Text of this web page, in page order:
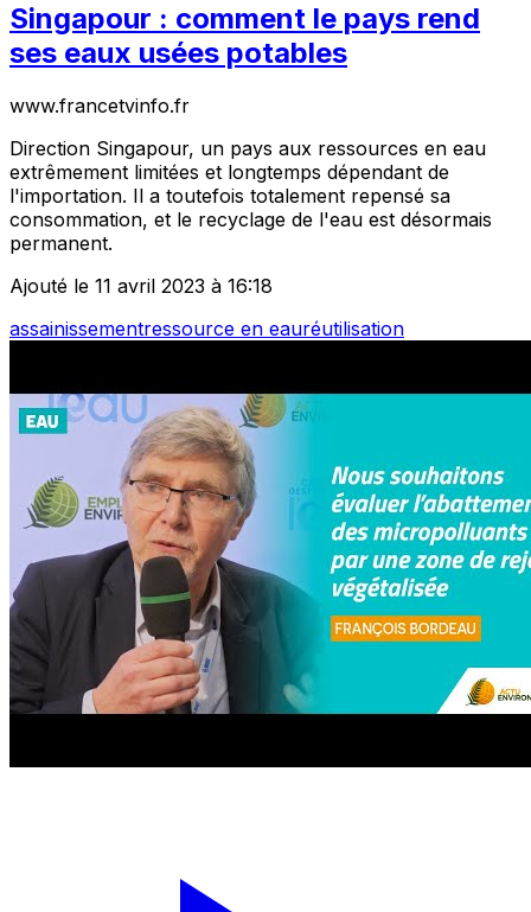
Singapour : comment le pays rend
ses eaux usées potables
www.francetvinfo.fr
Direction Singapour, un pays aux ressources en eau
extrêmement limitées et longtemps dépendant de
l'importation. Il a toutefois totalement repensé sa
consommation, et le recyclage de l'eau est désormais
permanent.
Ajouté le 11 avril 2023 à 16:18
assainissementressource en eauréutilisation